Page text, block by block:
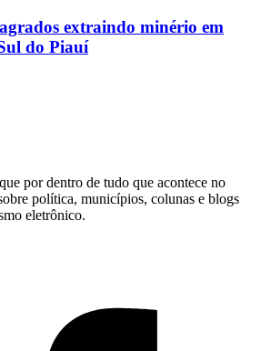
extraindo minério em
do Piauí
por dentro de tudo que acontece no
política, municípios, colunas e blogs
eletrônico.